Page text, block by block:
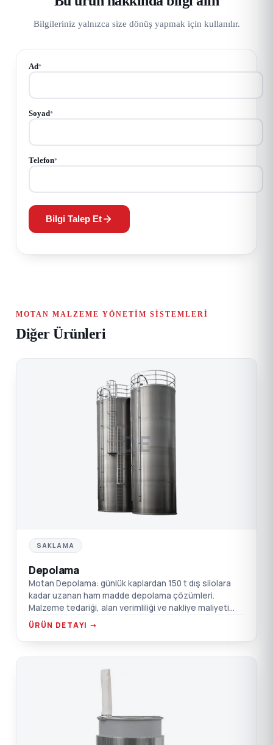
Bilgileriniz yalnızca size dönüş yapmak için kullanılır.
Ad*
Soyad*
Telefon*
Bilgi Talep Et
MOTAN MALZEME YÖNETIM SISTEMLERI
Diğer Ürünleri
DE
SAKLAMA
Depolama
Motan Depolama: günlük kaplardan 150 t dış silolara
kadar uzanan ham madde depolama çözümleri.
Malzeme tedariği, alan verimliliği ve nakliye maliyeti
optimize edilir.
ÜRÜN DETAYI →